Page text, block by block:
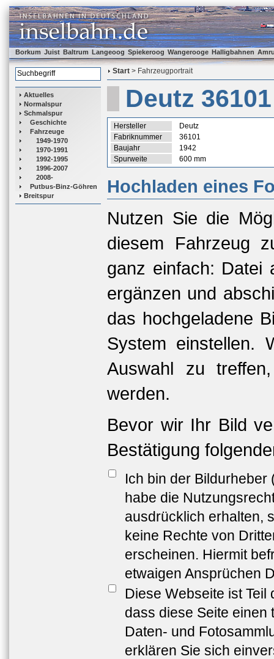
Borkum Juist Baltrum Langeoog Spiekeroog Wangerooge Halligbahnen
Aktuelles
Normalspur
Schmalspur
Geschichte
Fahrzeuge
1949-1970
1970-1991
1992-1995
1996-2007
2008-
Putbus-Binz-Göhren
Breitspur
Start > Fahrzeugportrait
Deutz 36101
Hersteller
Deutz
Fabriknummer
36101
Baujahr
1942
Spurweite
600 mm
Hochladen eines
Nutzen Sie die
diesem Fahrzeug
ganz einfach: Datei
ergänzen und
das hochgeladene
System einstellen.
Auswahl zu
werden.
Bevor wir Ihr Bild
Bestätigung
Ich bin der
habe die
ausdrücklich erhalten,
keine Rechte von
erscheinen. Hiermit
etwaigen Ansprüchen
Diese Webseite ist Teil
dass diese Seite einen
Daten- und
erklären Sie sich